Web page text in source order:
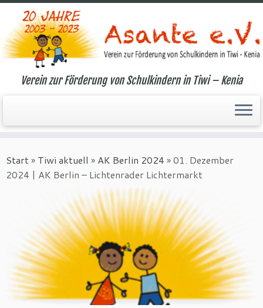
Inhalt
springen
Verein zur Förderung von Schulkindern in Tiwi – Kenia
Start» Tiwi aktuell » AK Berlin 2024 »01. Dezember
2024 | AK Berlin – Lichtenrader Lichtermarkt